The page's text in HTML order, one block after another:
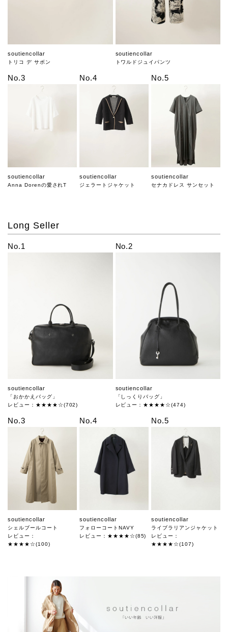
soutiencollar
トリコ デ サボン
soutiencollar
トワルドジュイパンツ
No.3
soutiencollar
Anna Dorenの愛されT
No.4
soutiencollar
ジェラートジャケット
No.5
soutiencollar
セナカドレス サンセット
Long Seller
No.1
soutiencollar
「おかかえバッグ」
レビュー：★★★★☆(702)
No.2
soutiencollar
「しっくりバッグ」
レビュー：★★★★☆(474)
No.3
soutiencollar
シェルブールコート
レビュー：
★★★★☆(100)
No.4
soutiencollar
フォローコートNAVY
レビュー：★★★★☆(85)
No.5
soutiencollar
ライブラリアンジャケット
レビュー：
★★★★☆(107)